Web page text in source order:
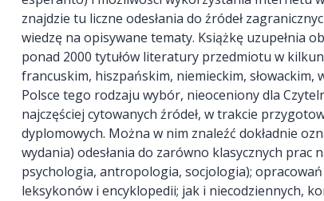
znajdzie tu liczne odesłania do źródeł
wiedzę na opisywane tematy. Książkę uzupełnia
ponad 2000 tytułów literatury przedmiotu w
francuskim, hiszpańskim, niemieckim, słowackim,
Polsce tego rodzaju wybór, nieoceniony dla
najczęściej cytowanych źródeł, w trakcie
dyplomowych. Można w nim znaleźć dokładnie
wydania) odesłania do zarówno klasycznych prac
psychologia, antropologia, socjologia);
leksykonów i encyklopedii; jak i niecodziennych,